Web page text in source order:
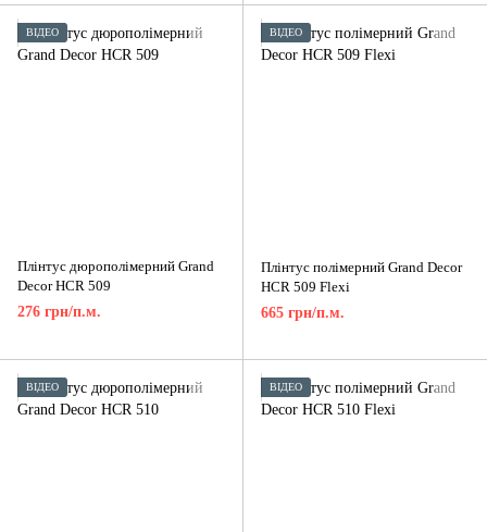
ВІДЕО
Плінтус дюрополімерний Grand
Decor HCR 509
276 грн/п.м.
ВІДЕО
Плінтус полімерний Grand Decor
HCR 509 Flexi
665 грн/п.м.
ВІДЕО ВІДЕО